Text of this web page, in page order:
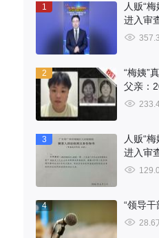
1
人贩“
进入审
2
“梅姨”
父亲：
3
人贩“
进入审
4 “领导
28.6